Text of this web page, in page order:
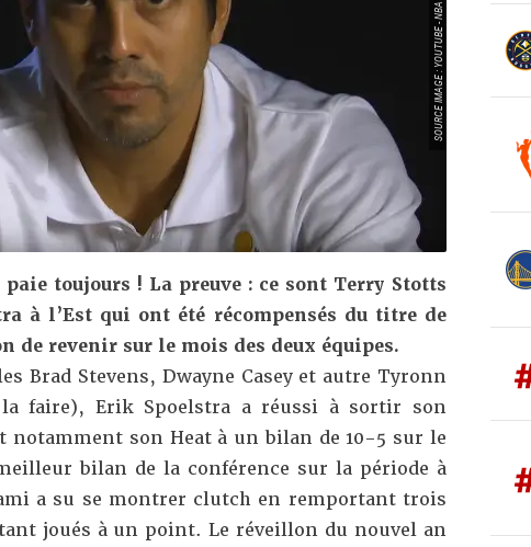
SOURCE IMAGE : YOUTUBE - NBA
toujours ! La preuve : ce sont Terry Stotts
à l’Est qui ont été récompensés du titre de
de revenir sur le mois des deux équipes.
Brad Stevens, Dwayne Casey et autre Tyronn
faire), Erik Spoelstra a réussi à sortir son
notamment son Heat à un bilan de 10-5 sur le
bilan de la conférence sur la période à
a su se montrer clutch en remportant trois
joués à un point. Le réveillon du nouvel an